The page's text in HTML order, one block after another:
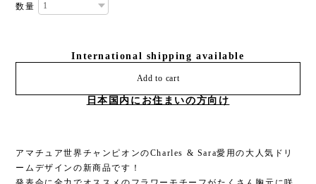
数量
International shipping available
Add to cart
日本国内にお住まいの方向け
アマチュア世界チャンピオンのCharles & Sara愛用の大人気ドリ
ームデザインの新商品です！